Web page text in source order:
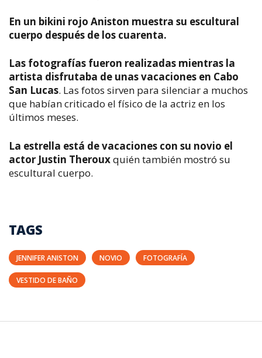
En un bikini rojo Aniston muestra su escultural
cuerpo después de los cuarenta.
Las fotografías fueron realizadas mientras la
artista disfrutaba de unas vacaciones en Cabo
San Lucas. Las fotos sirven para silenciar a muchos
que habían criticado el físico de la actriz en los
últimos meses.
La estrella está de vacaciones con su novio el
actor Justin Therouxquién también mostró su
escultural cuerpo.
TAGS
JENNIFER ANISTON NOVIO FOTOGRAFÍA
VESTIDO DE BAÑO